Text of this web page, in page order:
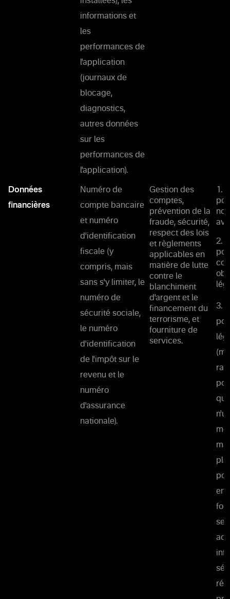
informations et
les
performances de
l'application
(journaux de
blocage,
diagnostics,
autres données
sur les
performances de
l'application).
Données
financières
Numéro de
compte bancaire
et numéro
d'identification
fiscale (y
compris, mais
sans s'y limiter, le
numéro de
sécurité sociale,
le numéro
d'identification
de l'impôt sur le
revenu et le
numéro
d'assurance
nationale).
Gestion des
comptes,
prévention de la
fraude, sécurité,
respect des lois
et règlements
applicables en
matière de lutte
contre le
blanchiment
d'argent et le
financement du
terrorisme, et
fourniture de
services.
1.
2.
3.